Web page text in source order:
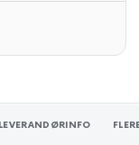
LEVERANDØRINFO